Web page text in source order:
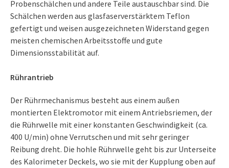
Probenschälchen und andere Teile austauschbar sind. Die
Schälchen werden aus glasfaserverstärktem Teflon
gefertigt und weisen ausgezeichneten Widerstand gegen
meisten chemischen Arbeitsstoffe und gute
Dimensionsstabilität auf.
Rührantrieb
Der Rührmechanismus besteht aus einem außen
montierten Elektromotor mit einem Antriebsriemen, der
die Rührwelle mit einer konstanten Geschwindigkeit (ca.
400 U/min) ohne Verrutschen und mit sehr geringer
Reibung dreht. Die hohle Rührwelle geht bis zur Unterseite
des Kalorimeter Deckels, wo sie mit der Kupplung oben auf